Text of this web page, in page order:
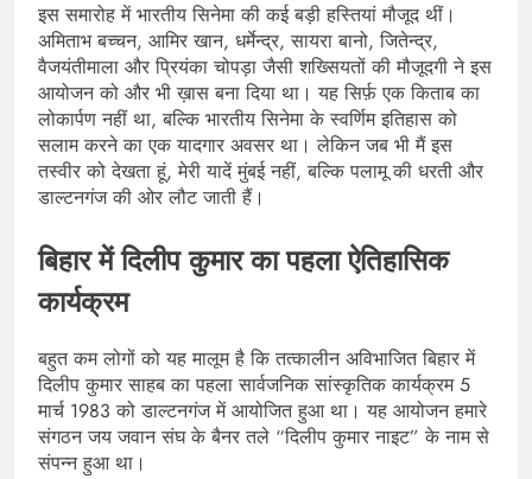
इस समारोह में भारतीय सिनेमा की कई बड़ी हस्तियां मौजूद थीं।
अमिताभ बच्चन, आमिर खान, धर्मेन्द्र, सायरा बानो, जितेन्द्र,
वैजयंतीमाला और प्रियंका चोपड़ा जैसी शख्सियतों की मौजूदगी ने इस
आयोजन को और भी ख़ास बना दिया था। यह सिर्फ़ एक किताब का
लोकार्पण नहीं था, बल्कि भारतीय सिनेमा के स्वर्णिम इतिहास को
सलाम करने का एक यादगार अवसर था। लेकिन जब भी मैं इस
तस्वीर को देखता हूं, मेरी यादें मुंबई नहीं, बल्कि पलामू की धरती और
डाल्टनगंज की ओर लौट जाती हैं।
बिहार में दिलीप कुमार का पहला ऐतिहासिक
कार्यक्रम
बहुत कम लोगों को यह मालूम है कि तत्कालीन अविभाजित बिहार में
दिलीप कुमार साहब का पहला सार्वजनिक सांस्कृतिक कार्यक्रम 5
मार्च 1983 को डाल्टनगंज में आयोजित हुआ था। यह आयोजन हमारे
संगठन जय जवान संघ के बैनर तले “दिलीप कुमार नाइट” के नाम से
संपन्न हुआ था।